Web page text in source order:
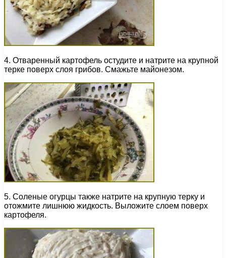
4. Отваренный картофель остудите и натрите на крупной
терке поверх слоя грибов. Смажьте майонезом.
5. Соленые огурцы также натрите на крупную терку и
отожмите лишнюю жидкость. Выложите слоем поверх
картофеля.